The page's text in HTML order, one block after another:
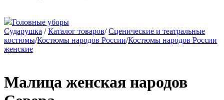
Головные уборы
Сударушка / Каталог товаров/ Сценические и театральные
костюмы/Костюмы народов России/Костюмы народов России
женские
Малица женская народов